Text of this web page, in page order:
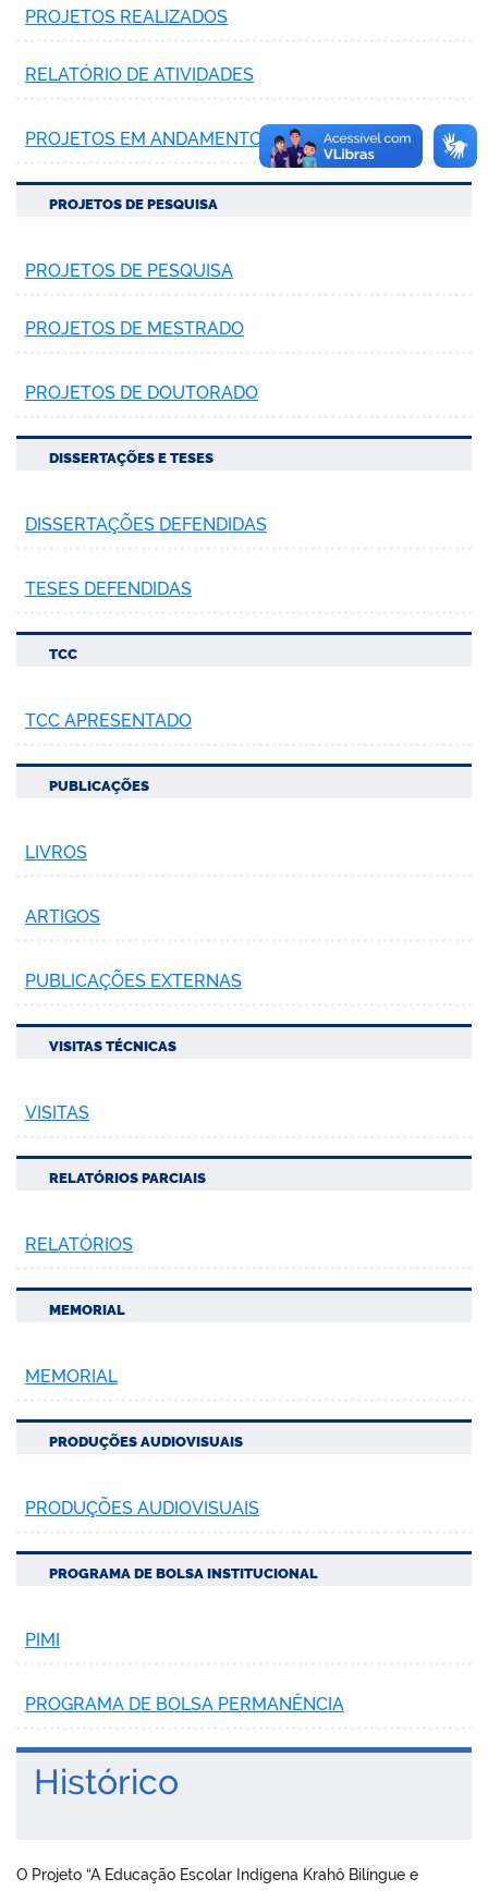
PROJETOS REALIZADOS
RELATÓRIO DE ATIVIDADES
PROJETOS EM ANDAMENTOS
PROJETOS DE PESQUISA
PROJETOS DE PESQUISA
PROJETOS DE MESTRADO
PROJETOS DE DOUTORADO
DISSERTAÇÕES E TESES
DISSERTAÇÕES DEFENDIDAS
TESES DEFENDIDAS
TCC
TCC APRESENTADO
PUBLICAÇÕES
LIVROS
ARTIGOS
PUBLICAÇÕES EXTERNAS
VISITAS TÉCNICAS
VISITAS
RELATÓRIOS PARCIAIS
RELATÓRIOS
MEMORIAL
MEMORIAL
PRODUÇÕES AUDIOVISUAIS
PRODUÇÕES AUDIOVISUAIS
PROGRAMA DE BOLSA INSTITUCIONAL
PIMI
PROGRAMA DE BOLSA PERMANÊNCIA
Histórico
O Projeto “A Educação Escolar Indígena Krahô Bilíngue e